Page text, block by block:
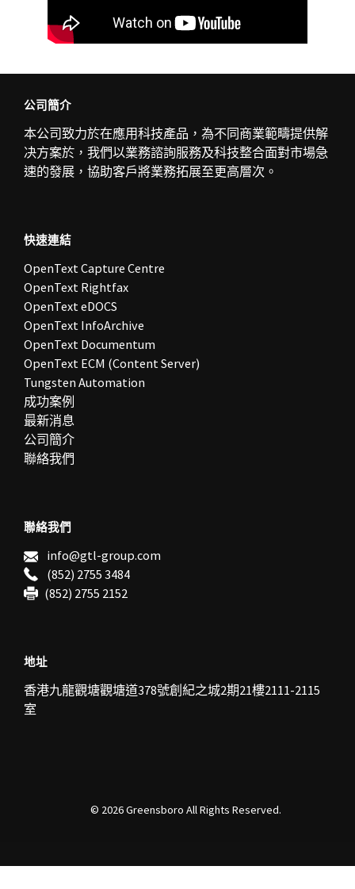
公司簡介
本公司致力於在應用科技產品，為不同商業範疇提供解
决方案於，我們以業務諮詢服務及科技整合面對市場急
速的發展，協助客戶將業務拓展至更高層次。
快速連結
OpenText Capture Centre
OpenText Rightfax
OpenText eDOCS
OpenText InfoArchive
OpenText Documentum
OpenText ECM (Content Server)
Tungsten Automation
成功案例
最新消息
公司簡介
聯絡我們
聯絡我們
info@gtl-group.com
(852) 2755 3484
(852) 2755 2152
地址
香港九龍觀塘觀塘道378號創紀之城2期21樓2111-2115
室
© 2026Greensboro All Rights Reserved.